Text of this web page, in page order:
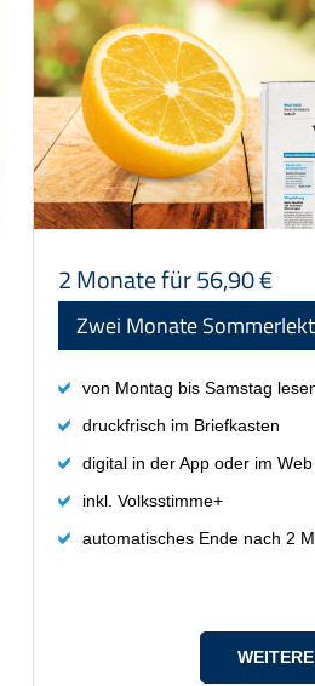
digital in der App oder im Web
inkl. Volksstimme+
automatisches Ende nach 2
Preis: 56,90 €
2 Monate für 56,90 €
Zwei Monate
von Montag bis Samstag
druckfrisch im Briefkasten
digital in der App oder im Web
inkl. Volksstimme+
automatisches Ende nach 2